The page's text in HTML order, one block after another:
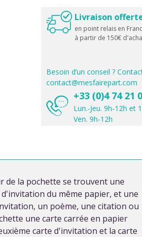
Livraison
en point relais en
à partir de 150€
Besoin d’un conseil ?
contact@mesfairepart.com
+33 (0)4 74 21
Lun.-Jeu. 9h-12h et
Ven. 9h-12h
de la pochette se trouvent une
du même papier, et une
un poème, une citation ou
une carte carrée en papier
carte d'invitation et la carte